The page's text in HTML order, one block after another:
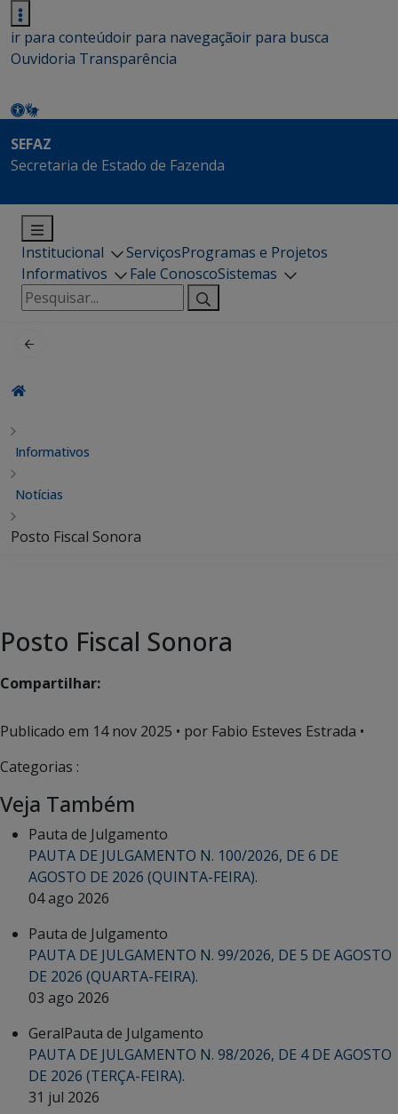
ir para conteúdoir para navegaçãoir para busca
Ouvidoria Transparência
SEFAZ
Secretaria de Estado de Fazenda
Institucional ServiçosProgramas e Projetos
Informativos
Fale ConoscoSistemas
Pesquisar
por:
Informativos
Notícias
Posto Fiscal Sonora
Posto Fiscal Sonora
Compartilhar:
Publicado em 14 nov 2025 • por Fabio Esteves Estrada •
Categorias :
Veja Também
Pauta de Julgamento
PAUTA DE JULGAMENTO N. 100/2026, DE 6 DE
AGOSTO DE 2026 (QUINTA-FEIRA).
04 ago 2026
Pauta de Julgamento
PAUTA DE JULGAMENTO N. 99/2026, DE 5 DE AGOSTO
DE 2026 (QUARTA-FEIRA).
03 ago 2026
GeralPauta de Julgamento
PAUTA DE JULGAMENTO N. 98/2026, DE 4 DE AGOSTO
DE 2026 (TERÇA-FEIRA).
31 jul 2026